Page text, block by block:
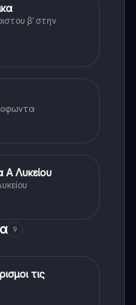
β’ στην
Λυκείου
9
τις